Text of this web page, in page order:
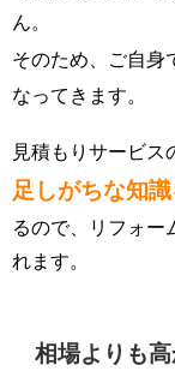
ん。
そのため、ご自身
なってきます。
見積もりサービス
足しがちな知
るので、リフォー
れます。
相場よりも